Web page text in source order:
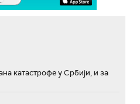
катастрофе у Србији, и за